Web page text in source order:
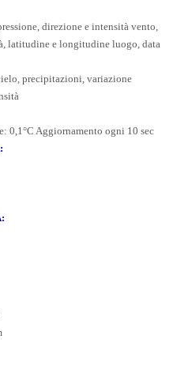
direzione e intensità vento,
latitudine e longitudine luogo, data
precipitazioni, variazione
: 0,1°C Aggiornamento ogni 10 sec